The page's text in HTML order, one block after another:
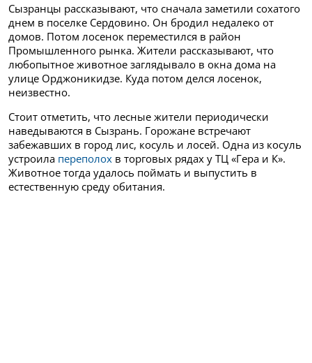
Сызранцы рассказывают, что сначала заметили сохатого
днем в поселке Сердовино. Он бродил недалеко от
домов. Потом лосенок переместился в район
Промышленного рынка. Жители рассказывают, что
любопытное животное заглядывало в окна дома на
улице Орджоникидзе. Куда потом делся лосенок,
неизвестно.
Стоит отметить, что лесные жители периодически
наведываются в Сызрань. Горожане встречают
забежавших в город лис, косуль и лосей. Одна из косуль
устроила переполох в торговых рядах у ТЦ «Гера и К».
Животное тогда удалось поймать и выпустить в
естественную среду обитания.